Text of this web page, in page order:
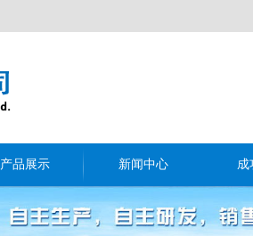
产品展示 新闻中心 成